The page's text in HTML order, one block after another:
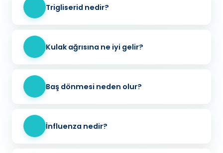
Trigliserid nedir?
Kulak ağrısına ne iyi gelir?
Baş dönmesi neden olur?
İnfluenza nedir?